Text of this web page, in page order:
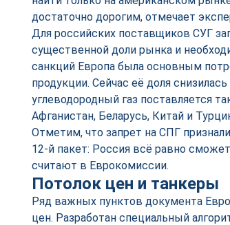
достаточно дорогим, отмечает
Для российских поставщиков СУГ
существенной доли рынка и
санкций Европа была основным
продукции. Сейчас её доля
углеводородный газ поставляется
Афганистан, Беларусь, Китай и
Отметим, что запрет на СПГ
12-й пакет: Россия всё равно
считают в Еврокомиссии.
Потолок цен и танкеры
Ряд важных пунктов документа
цен. Разработан специальный